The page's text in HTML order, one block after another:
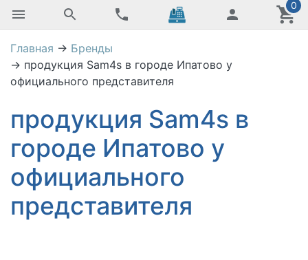
0
Главная → Бренды
→ продукция Sam4s в городе Ипатово у
официального представителя
продукция Sam4s в
городе Ипатово у
официального
представителя